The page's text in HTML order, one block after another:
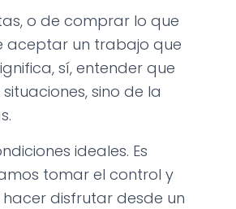
o de comprar lo que
aceptar un trabajo que
sí, entender que
sino de la
ideales. Es
tomar el control y
disfrutar desde un